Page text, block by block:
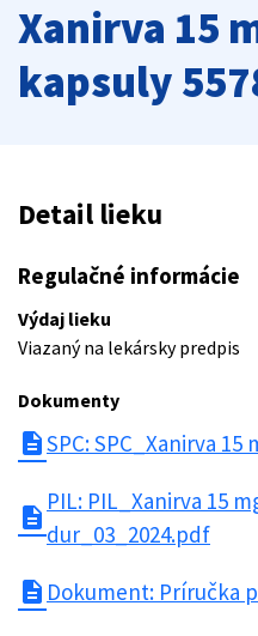
Xanirva 15
kapsuly
Detail lieku
Regulačné informácie
Výdaj lieku
Viazaný na lekársky predpis
Dokumenty
descriptionSPC: SPC_Xanirva
description
PIL: PIL_Xanirva 15
dur_03_2024.pdf
description Dokument: Príručka